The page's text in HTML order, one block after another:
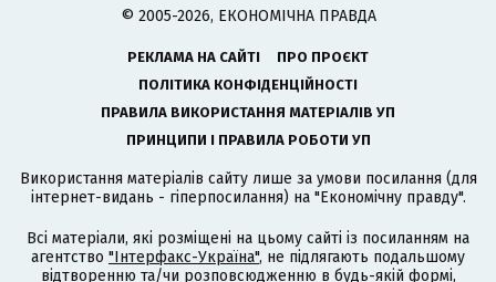
© 2005-2026, ЕКОНОМІЧНА ПРАВДА
РЕКЛАМА НА САЙТІ
ПРО ПРОЄКТ
ПОЛІТИКА КОНФІДЕНЦІЙНОСТІ
ПРАВИЛА ВИКОРИСТАННЯ МАТЕРІАЛІВ УП
ПРИНЦИПИ І ПРАВИЛА РОБОТИ УП
Використання матеріалів сайту лише за умови посилання (для
інтернет-видань - гіперпосилання) на "Економічну правду".
Всі матеріали, які розміщені на цьому сайті із посиланням на
агентство "Інтерфакс-Україна", не підлягають подальшому
відтворенню та/чи розповсюдженню в будь-якій формі,